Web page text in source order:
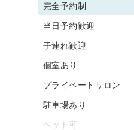
完全予約制
当日予約歓迎
子連れ歓迎
個室あり
プライベートサロン
駐車場あり
ペット可